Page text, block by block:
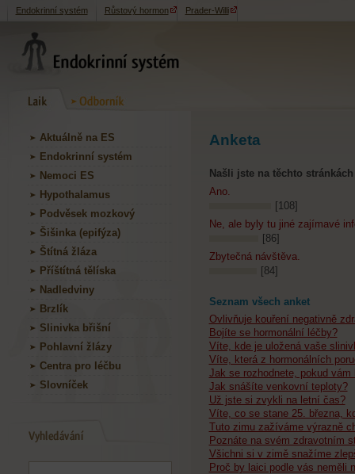
Endokrinní systém Růstový hormon Prader-Willi
Aktuálně na ES
Endokrinní systém
Nemoci ES
Hypothalamus
Podvěsek mozkový
Šišinka (epifýza)
Štítná žláza
Příštítná tělíska
Nadledviny
Brzlík
Slinivka břišní
Pohlavní žlázy
Centra pro léčbu
Slovníček
Anketa
Našli jste na těchto
Ano.
[108]
Ne, ale byly tu jiné zajímavé
[86]
Zbytečná návštěva.
[84]
Seznam všech anket
Ovlivňuje kouření negativně
Bojíte se hormonální léčby?
Víte, kde je uložená vaše
Víte, která z hormonálních
Jak se rozhodnete, pokud
Jak snášíte venkovní teploty?
Už jste si zvykli na letní čas?
Víte, co se stane 25. března,
Tuto zimu zažíváme výrazně
Poznáte na svém zdravotním
Všichni si v zimě snažíme
Proč by laici podle vás neměli